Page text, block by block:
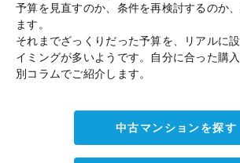
予算を見直すのか、条件を再検討するのか
ます。
それまでざっくりだった予算を、リアルに
イミングが多いようです。自分に合った購
別コラムでご紹介します。
中古マンションを探す